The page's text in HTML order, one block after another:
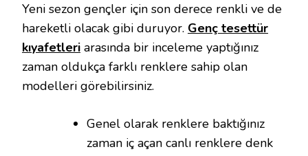
Yeni sezon gençler için son derece renkli ve de
hareketli olacak gibi duruyor. Genç tesettür
kıyafetleri arasında bir inceleme yaptığınız
zaman oldukça farklı renklere sahip olan
modelleri görebilirsiniz.
Genel olarak renklere baktığınız
zaman iç açan canlı renklere denk